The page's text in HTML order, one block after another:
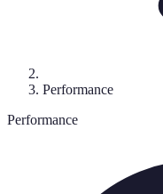
Performance
Performance